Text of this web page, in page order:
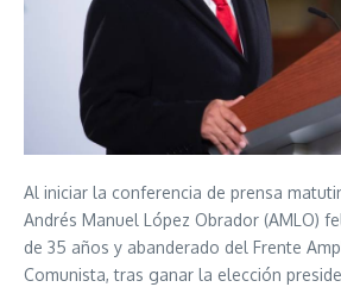
Al iniciar la conferencia de prensa
Andrés Manuel López Obrador (AMLO)
de 35 años y abanderado del Frente
Comunista, tras ganar la elección